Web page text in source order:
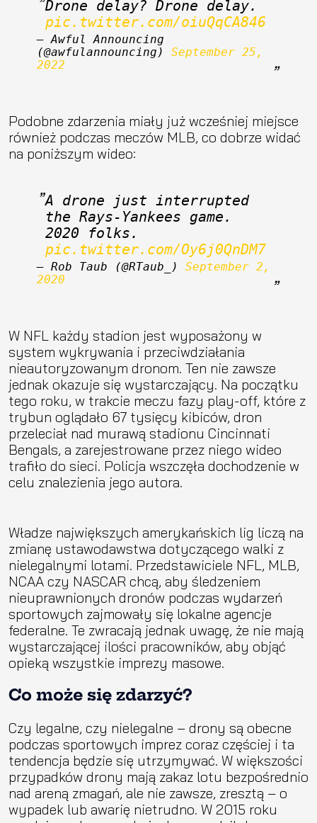
pic.twitter.com/oiuQqCA846
— Awful Announcing
(@awfulannouncing) September 25,
2022
Podobne zdarzenia miały już wcześniej miejsce
również podczas meczów MLB, co dobrze widać
na poniższym wideo:
A drone just interrupted
the Rays-Yankees game.
pic.twitter.com/Oy6j0QnDM7
— Rob Taub (@RTaub_) September 2,
2020
W NFL każdy stadion jest wyposażony w
system wykrywania i przeciwdziałania
nieautoryzowanym dronom. Ten nie zawsze
jednak okazuje się wystarczający. Na początku
tego roku, w trakcie meczu fazy play-off, które z
trybun oglądało 67 tysięcy kibiców, dron
przeleciał nad murawą stadionu Cincinnati
Bengals, a zarejestrowane przez niego wideo
trafiło do sieci. Policja wszczęła dochodzenie w
celu znalezienia jego autora.
Władze największych amerykańskich lig liczą na
zmianę ustawodawstwa dotyczącego walki z
nielegalnymi lotami. Przedstawiciele NFL, MLB,
NCAA czy NASCAR chcą, aby śledzeniem
nieuprawnionych dronów podczas wydarzeń
sportowych zajmowały się lokalne agencje
federalne. Te zwracają jednak uwagę, że nie mają
wystarczającej ilości pracowników, aby objąć
opieką wszystkie imprezy masowe.
Co może się zdarzyć?
Czy legalne, czy nielegalne – drony są obecne
podczas sportowych imprez coraz częściej i ta
tendencja będzie się utrzymywać. W większości
przypadków drony mają zakaz lotu bezpośrednio
nad areną zmagań, ale nie zawsze, zresztą – o
wypadek lub awarię nietrudno. W 2015 roku